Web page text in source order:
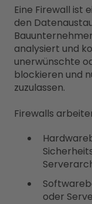
Eine Firewall ist
den
analysiert und
unerwünschte
blockieren und
zuzulassen.
Firewalls
oder